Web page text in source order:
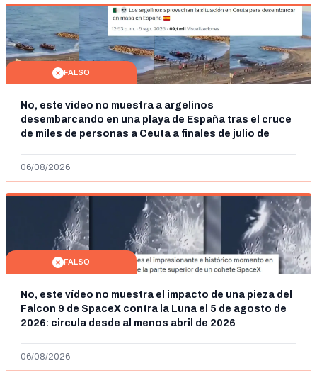
FALSO
No, este vídeo no muestra a argelinos
desembarcando en una playa de España tras el cruce
de miles de personas a Ceuta a finales de julio de
06/08/2026
FALSO
No, este vídeo no muestra el impacto de una pieza del
Falcon 9 de SpaceX contra la Luna el 5 de agosto de
2026: circula desde al menos abril de 2026
06/08/2026